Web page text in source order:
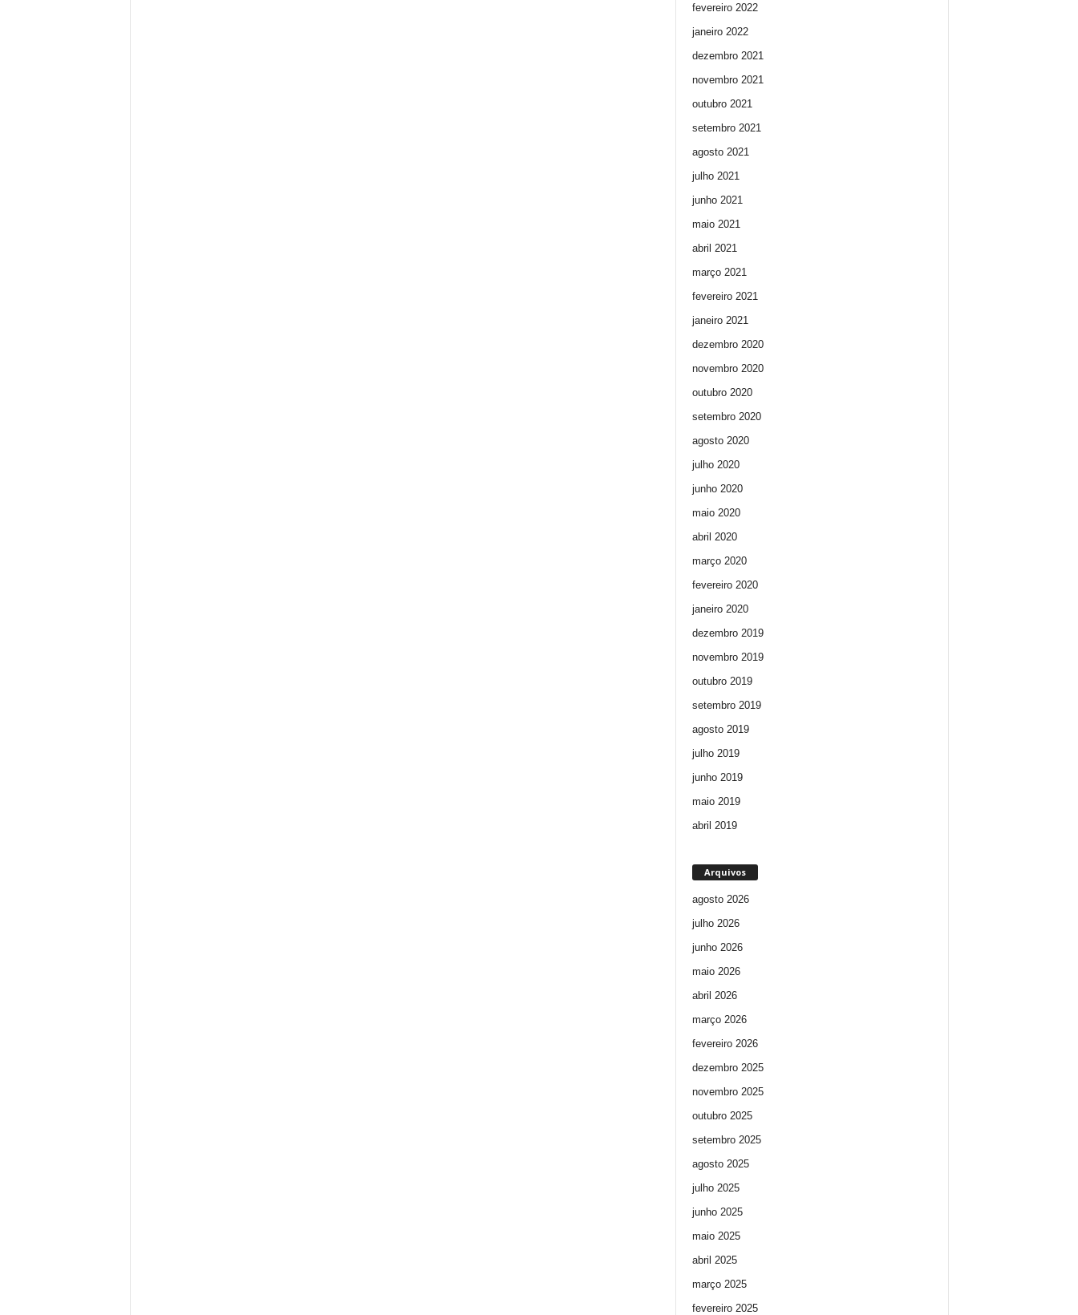
fevereiro 2022
janeiro 2022
dezembro 2021
novembro 2021
outubro 2021
setembro 2021
agosto 2021
julho 2021
junho 2021
maio 2021
abril 2021
março 2021
fevereiro 2021
janeiro 2021
dezembro 2020
novembro 2020
outubro 2020
setembro 2020
agosto 2020
julho 2020
junho 2020
maio 2020
abril 2020
março 2020
fevereiro 2020
janeiro 2020
dezembro 2019
novembro 2019
outubro 2019
setembro 2019
agosto 2019
julho 2019
junho 2019
maio 2019
abril 2019
Arquivos
agosto 2026
julho 2026
junho 2026
maio 2026
abril 2026
março 2026
fevereiro 2026
dezembro 2025
novembro 2025
outubro 2025
setembro 2025
agosto 2025
julho 2025
junho 2025
maio 2025
abril 2025
março 2025
fevereiro 2025